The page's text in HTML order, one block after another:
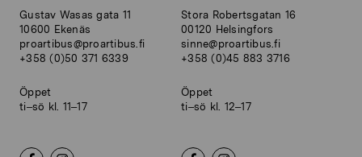
Gustav Wasas gata 11
10600 Ekenäs
proartibus@proartibus.fi
+358 (0)50 371 6339
Öppet
ti–sö kl. 11–17
Stora Robertsgatan 16
00120 Helsingfors
sinne@proartibus.fi
+358 (0)45 883 3716
Öppet
ti–sö kl. 12–17